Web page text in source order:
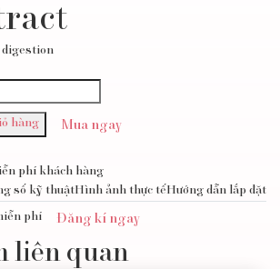
hàng Mua ngay
phí khách hàng
số kỹ thuậtHình ảnh thực tếHướng dẫn lắp đặt
phí Đăng kí ngay
liên quan